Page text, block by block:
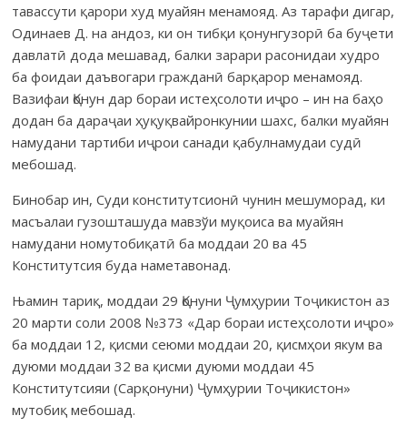
тавассути қарори худ муайян менамояд. Аз тарафи дигар,
Одинаев Д. на андоз, ки он тибқи қонунгузорӣ ба буҷети
давлатӣ дода мешавад, балки зарари расонидаи худро
ба фоидаи даъвогари гражданӣ барқарор менамояд.
Вазифаи Қонун дар бораи истеҳсолоти иҷро – ин на баҳо
додан ба дараҷаи ҳуқуқвайронкунии шахс, балки муайян
намудани тартиби иҷрои санади қабулнамудаи судӣ
мебошад.
Бинобар ин, Суди конститутсионӣ чунин мешуморад, ки
масъалаи гузошташуда мавзўи муқоиса ва муайян
намудани номутобиқатӣ ба моддаи 20 ва 45
Конститутсия буда наметавонад.
Њамин тариқ, моддаи 29 Қонуни Ҷумҳурии Тоҷикистон аз
20 марти соли 2008 №373 «Дар бораи истеҳсолоти иҷро»
ба моддаи 12, қисми сеюми моддаи 20, қисмҳои якум ва
дуюми моддаи 32 ва қисми дуюми моддаи 45
Конститутсияи (Сарқонуни) Ҷумҳурии Тоҷикистон»
мутобиқ мебошад.